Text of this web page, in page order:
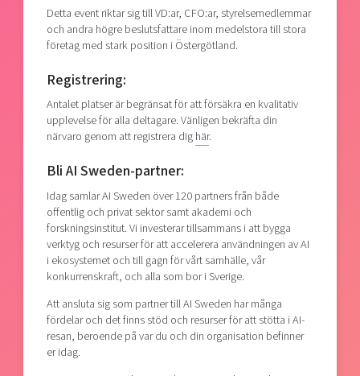
Detta event riktar sig till VD:ar, CFO:ar, styrelsemedlemmar
och andra högre beslutsfattare inom medelstora till stora
företag med stark position i Östergötland.
Registrering:
Antalet platser är begränsat för att försäkra en kvalitativ
upplevelse för alla deltagare. Vänligen bekräfta din
närvaro genom att registrera dighär.
Bli AI Sweden-partner:
Idag samlar AI Sweden över 120 partners från både
offentlig och privat sektor samt akademi och
forskningsinstitut. Vi investerar tillsammans i att bygga
verktyg och resurser för att accelerera användningen av AI
i ekosystemet och till gagn för vårt samhälle, vår
konkurrenskraft, och alla som bor i Sverige.
Att ansluta sig som partner till AI Sweden har många
fördelar och det finns stöd och resurser för att stötta i AI-
resan, beroende på var du och din organisation befinner
er idag.